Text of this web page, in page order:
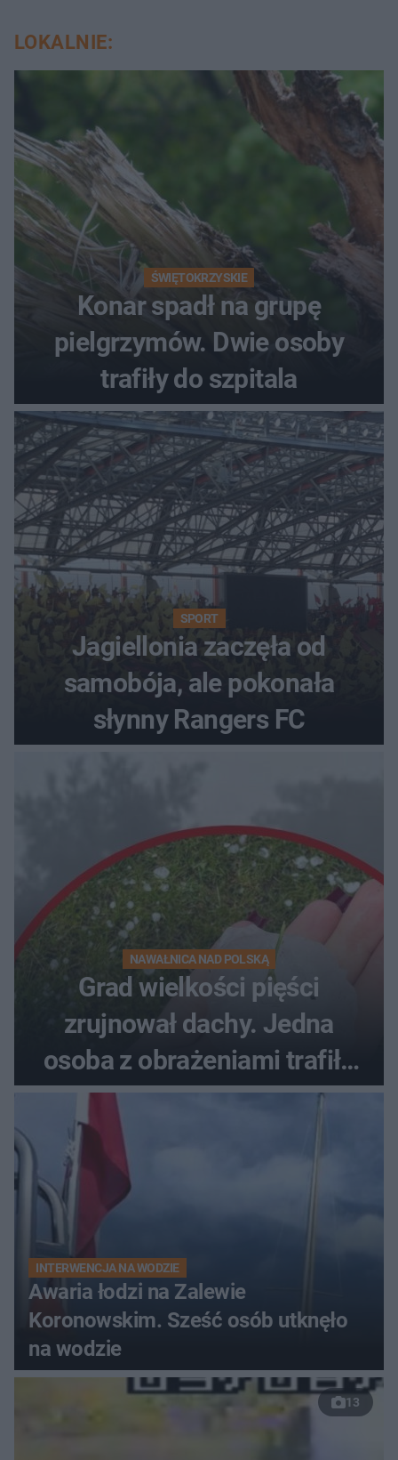
LOKALNIE:
ŚWIĘTOKRZYSKIE
Konar spadł na grupę
pielgrzymów. Dwie osoby
trafiły do szpitala
SPORT
Jagiellonia zaczęła od
samobója, ale pokonała
słynny Rangers FC
NAWAŁNICA NAD POLSKĄ
Grad wielkości pięści
zrujnował dachy. Jedna
osoba z obrażeniami trafiła
do szpitala
INTERWENCJA NA WODZIE
Awaria łodzi na Zalewie
Koronowskim. Sześć osób utknęło
na wodzie
13